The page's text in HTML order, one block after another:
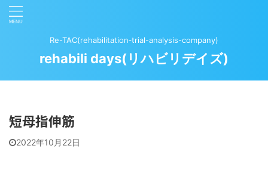
Re-TAC(rehabilitation‐trial-analysis-company)
rehabili days(リハビリデイズ)
短母指伸筋
2022年10月22日